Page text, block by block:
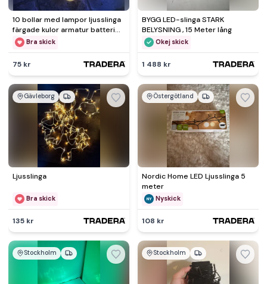
10 bollar med lampor ljusslinga
färgade kulor armatur batteri
samfrakt kubiztal
Bra skick
75 kr
BYGG LED-slinga STARK
BELYSNING , 15 Meter lång
Okej skick
1 488 kr
Gävleborg
Ljusslinga
Bra skick
135 kr
Östergötland
Nordic Home LED Ljusslinga 5
meter
Nyskick
108 kr
Stockholm Stockholm